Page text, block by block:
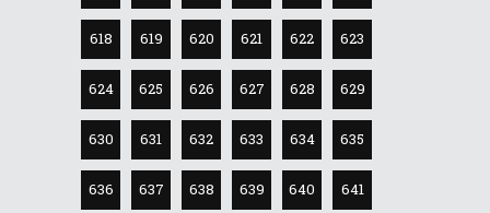
618 619 620 621 622 623
624 625 626 627 628 629
630 631 632 633 634 635
636 637 638 639 640 641